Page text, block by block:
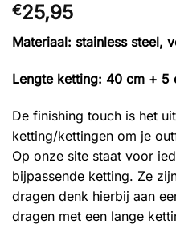
€25,95
Materiaal: stainless steel,
Lengte ketting: 40 cm + 5
De finishing touch is het
ketting/kettingen om je
Op onze site staat voor
bijpassende ketting. Ze
dragen denk hierbij aan
dragen met een lange